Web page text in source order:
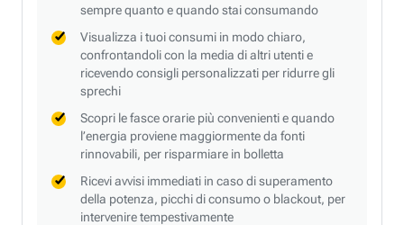
sempre quanto e quando stai consumando
Visualizza i tuoi consumi in modo chiaro,
confrontandoli con la media di altri utenti e
ricevendo consigli personalizzati per ridurre gli
sprechi
Scopri le fasce orarie più convenienti e quando
l’energia proviene maggiormente da fonti
rinnovabili, per risparmiare in bolletta
Ricevi avvisi immediati in caso di superamento
della potenza, picchi di consumo o blackout, per
intervenire tempestivamente